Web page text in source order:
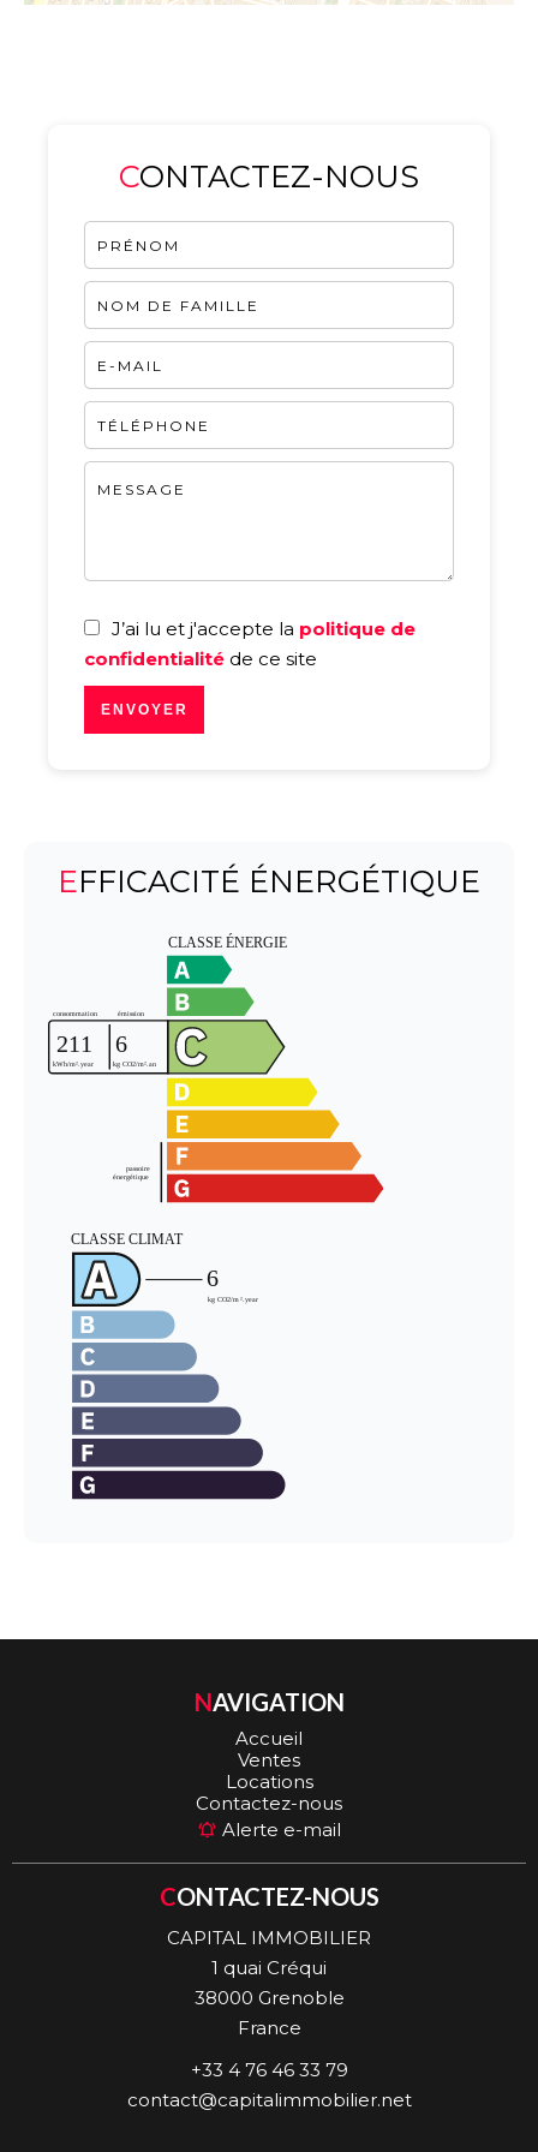
CONTACTEZ-NOUS
J’ai lu et j'accepte la politique de
confidentialité de ce site
ENVOYER
EFFICACITÉ ÉNERGÉTIQUE
NAVIGATION
Accueil
Ventes
Locations
Contactez-nous
Alerte e-mail
CONTACTEZ-NOUS
CAPITAL IMMOBILIER
1 quai Créqui
38000 Grenoble
France
+33 4 76 46 33 79
contact@capitalimmobilier.net